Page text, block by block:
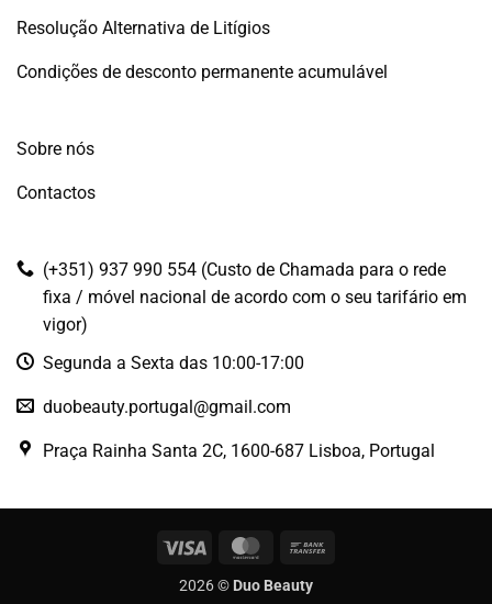
Resolução Alternativa de Litígios
Condições de desconto permanente acumulável
Sobre nós
Contactos
(+351) 937 990 554 (Custo de Chamada para o rede
fixa / móvel nacional de acordo com o seu tarifário em
vigor)
Segunda a Sexta das 10:00-17:00
duobeauty.portugal@gmail.com
Praça Rainha Santa 2C, 1600-687 Lisboa, Portugal
Visa MasterCard
2026 © Duo Beauty